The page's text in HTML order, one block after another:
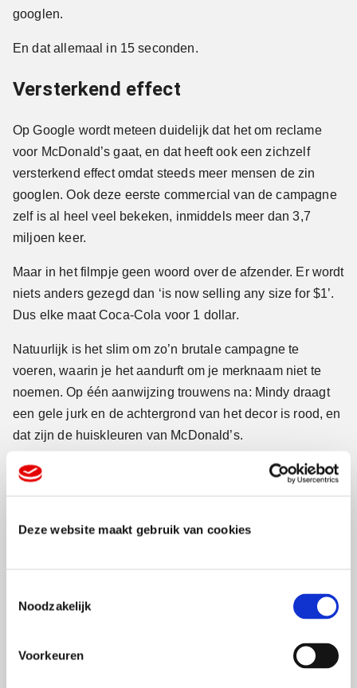
Deze website maakt gebruik van cookies
Noodzakelijk
Voorkeuren
googlen.
En dat allemaal in 15 seconden.
Versterkend effect
Op Google wordt meteen duidelijk dat het om reclame
voor McDonald’s gaat, en dat heeft ook een zichzelf
versterkend effect omdat steeds meer mensen de zin
googlen. Ook deze eerste commercial van de campagne
zelf is al heel veel bekeken, inmiddels meer dan 3,7
miljoen keer.
Maar in het filmpje geen woord over de afzender. Er wordt
niets anders gezegd dan ‘is now selling any size for $1’.
Dus elke maat Coca-Cola voor 1 dollar.
Natuurlijk is het slim om zo’n brutale campagne te
voeren, waarin je het aandurft om je merknaam niet te
noemen. Op één aanwijzing trouwens na: Mindy draagt
een gele jurk en de achtergrond van het decor is rood, en
dat zijn de huiskleuren van McDonald’s.
Mond-tot-mondreclame
trend dat jongeren niet meer iets aannemen van de
is onder tieners en twintigers belangrijker dan corporate-
Reclameboodschappen worden juist eerder